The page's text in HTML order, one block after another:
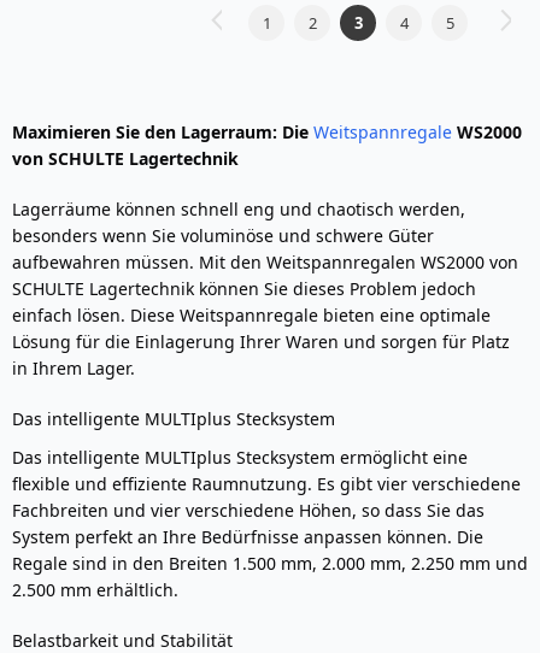
Seite
Seite
Zurück
1
Seite
2
Sie
Seite
3 4 5
Seite
Maximieren Sie den Lagerraum: Die Weitspannregale WS2000
von SCHULTE Lagertechnik
Lagerräume können schnell eng und chaotisch werden,
besonders wenn Sie voluminöse und schwere Güter
aufbewahren müssen. Mit den Weitspannregalen WS2000 von
SCHULTE Lagertechnik können Sie dieses Problem jedoch
einfach lösen. Diese Weitspannregale bieten eine optimale
Lösung für die Einlagerung Ihrer Waren und sorgen für Platz
in Ihrem Lager.
Das intelligente MULTIplus Stecksystem
Das intelligente MULTIplus Stecksystem ermöglicht eine
flexible und effiziente Raumnutzung. Es gibt vier verschiedene
Fachbreiten und vier verschiedene Höhen, so dass Sie das
System perfekt an Ihre Bedürfnisse anpassen können. Die
Regale sind in den Breiten 1.500 mm, 2.000 mm, 2.250 mm und
2.500 mm erhältlich.
Belastbarkeit und Stabilität